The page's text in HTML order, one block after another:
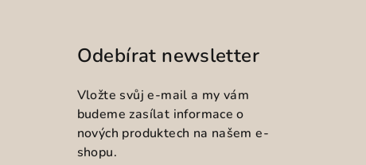
Odebírat newsletter
Vložte svůj e-mail a my vám
budeme zasílat informace o
nových produktech na našem e-
shopu.